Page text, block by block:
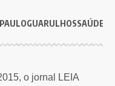
São Paulo, que
de pessoas
GUARULHOSSAÚDE
o jornal LEIA